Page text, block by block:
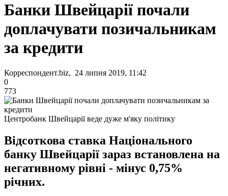
Банки Швейцарії почали
доплачувати позичальникам
за кредити
Корреспондент.biz, 24 липня 2019, 11:42
0
773
Центробанк Швейцарії веде дуже м'яку політику
Відсоткова ставка Національного
банку Швейцарії зараз встановлена на
негативному рівні - мінус 0,75%
річних.